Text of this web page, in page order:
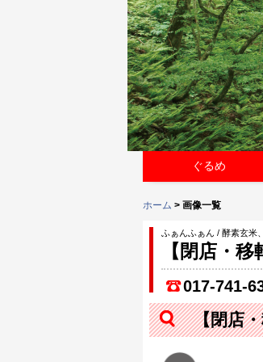
ぐるめ
ホーム > 画像一覧
ふぁんふぁん / 酵素玄米
【閉店・
017-741-
【閉店